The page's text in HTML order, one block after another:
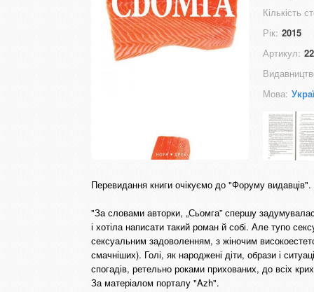
Кількість
Рік: 2015
Артикул:
Мова:
Перевидання книги очікуємо до "Форуму видавців".
"За словами авторки, „Сьомга” спершу
і хотіла написати такий роман й собі. Але тупо
сексуальним задоволенням, з жіночим
смачніших). Голі, як народжені діти, образи і
спогадів, ретельно роками прихованих, до всіх
За матеріалом порталу "Azh".